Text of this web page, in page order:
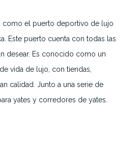
como el puerto deportivo de lujo
Este puerto cuenta con todas las
desear. Es conocido como un
vida de lujo, con tiendas,
calidad. Junto a una serie de
yates y corredores de yates.
Noticias
Contacto